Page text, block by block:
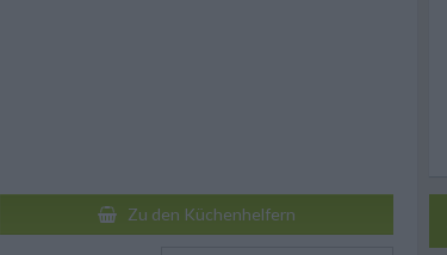
Zu den Küchenhelfern